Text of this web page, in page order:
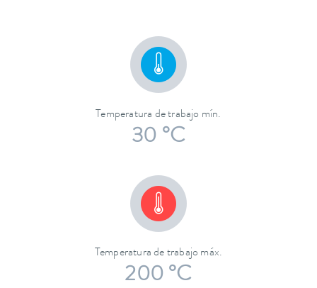
Temperatura de trabajo mín.
30 °C
Temperatura de trabajo máx.
200 °C